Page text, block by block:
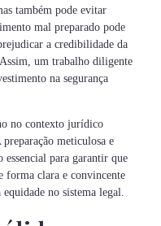
também pode evitar
mal preparado pode
a credibilidade da
um trabalho diligente
na segurança
no contexto jurídico
meticulosa e
essencial para garantir que
forma clara e convincente
no sistema legal.